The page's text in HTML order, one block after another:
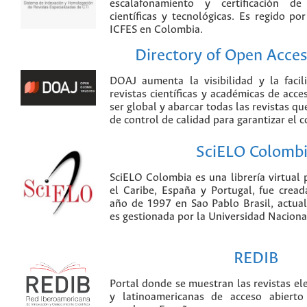
escalafonamiento y certificación
científicas y tecnológicas. Es regido
ICFES en Colombia.
Directory of Open
DOAJ aumenta la visibilidad y la
revistas científicas y académicas de
ser global y abarcar todas las revistas
de control de calidad para garantizar el
SciELO
SciELO Colombia es una librería virtual
el Caribe, España y Portugal, fue
año de 1997 en Sao Pablo Brasil,
es gestionada por la Universidad
REDIB
Portal donde se muestran las revistas
y latinoamericanas de acceso